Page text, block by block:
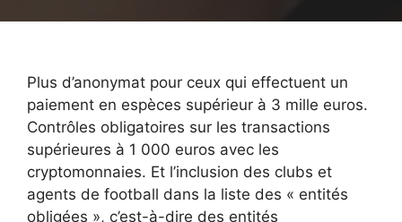
Plus d’anonymat pour ceux qui effectuent un
paiement en espèces supérieur à 3 mille euros.
Contrôles obligatoires sur les transactions
supérieures à 1 000 euros avec les
cryptomonnaies. Et l’inclusion des clubs et
agents de football dans la liste des « entités
obligées », c’est-à-dire des entités